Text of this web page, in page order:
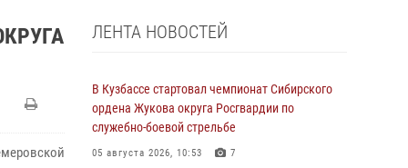
ЛЕНТА НОВОСТЕЙ
В Кузбассе стартовал чемпионат Сибирского
ордена Жукова округа Росгвардии по
служебно-боевой стрельбе
05 августа 2026, 10:53 7